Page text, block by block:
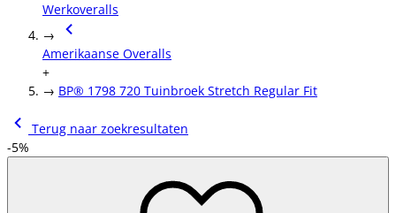
Werkoveralls
→
Amerikaanse Overalls
+
→ BP® 1798 720 Tuinbroek Stretch Regular Fit
Terug naar zoekresultaten
-5%